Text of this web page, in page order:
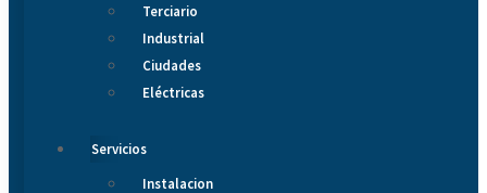
Terciario
Industrial
Ciudades
Eléctricas
Servicios
Instalacion